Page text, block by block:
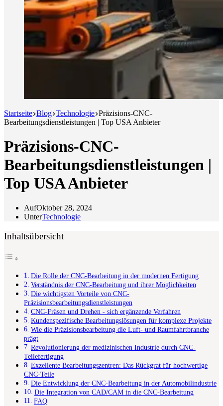
Startseite Blog Technologie Präzisions-CNC-
Bearbeitungsdienstleistungen | Top USA Anbieter
Präzisions-CNC-
Bearbeitungsdienstleistungen |
Top USA Anbieter
AufOktober 28, 2024
UnterTechnologie
Inhaltsübersicht
Die Rolle der CNC-Bearbeitung in der modernen Fertigung
Verständnis der CNC-Bearbeitung und ihrer Möglichkeiten
Die wichtigsten Vorteile von CNC-
Präzisionsbearbeitungsdienstleistungen
CNC-Fräsen und Drehen - sich ergänzende Verfahren
Kundenspezifische Bearbeitungslösungen für komplexe Projekte
Wie die Präzisionsbearbeitung die Luft- und Raumfahrtbranche
prägt
Revolutionierung der medizinischen Industrie durch CNC-
Teilefertigung
Exzellente Bearbeitungszentren: Das Rückgrat für hochwertige
CNC-Teile
Die Entwicklung der CNC-Bearbeitung in der Automobilindustrie
Die Integration von CAD/CAM in die CNC-Bearbeitung
FAQ